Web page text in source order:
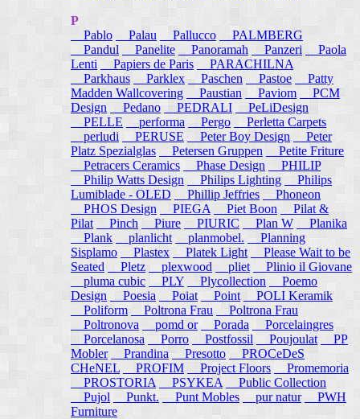
P
Pablo
Palau Pallucco
PALMBERG
Pandul
Panelite Panoramah Panzeri
Paola
Lenti
Papiers de Paris
PARACHILNA
Parkhaus
Parklex Paschen Pastoe
Patty
Madden Wallcovering
Paustian Paviom
PCM
Design
Pedano PEDRALI
PeLiDesign
PELLE
performa Pergo
Perletta Carpets
perludi
PERUSE Peter Boy Design
Peter
Platz Spezialglas
Petersen Gruppen
Petite Friture
Petracers Ceramics
Phase Design
PHILIP
Philip Watts Design
Philips Lighting
Philips
Lumiblade - OLED
Phillip Jeffries
Phoneon
PHOS Design
PIEGA Piet Boon
Pilat &
Pilat
Pinch Piure PIURIC Plan W
Planika
Plank
planlicht planmobel. Planning
Sisplamo
Plastex Platek Light
Please Wait to be
Seated
Pletz plexwood pliet
Plinio il Giovane
pluma cubic
PLY Plycollection
Poemo
Design
Poesia Poiat Point
POLI Keramik
Poliform
Poltrona Frau
Poltrona Frau
Poltronova
pomd or Porada
Porcelaingres
Porcelanosa
Porro Postfossil Poujoulat
PP
Mobler
Prandina Presotto
PROCeDeS
CHeNEL
PROFIM Project Floors
Promemoria
PROSTORIA
PSYKEA
Public Collection
Pujol
Punkt. Punt Mobles pur natur
PWH
Furniture